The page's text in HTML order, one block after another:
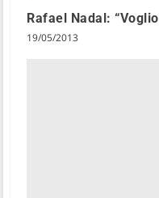
Rafael Nadal:
19/05/2013